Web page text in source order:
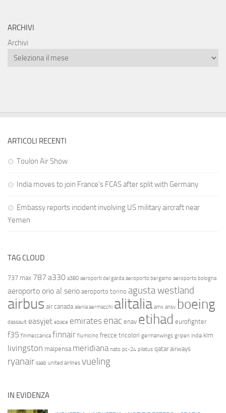
ARCHIVI
Archivi
ARTICOLI RECENTI
Toulon Air Show
India moves to join France’s FCAS after split with Germany
Embassy reports incident involving US military aircraft near
Yemen
TAG CLOUD
737 max 787 a330 a380 aeroporti del garda aeroporto bergamo aeroporto bologna
aeroporto orio al serio aeroporto torino agusta westland
airbus air canada alenia aermacchi alitalia amx ansv boeing
dassault easyjet ebace emirates enac enav etihad eurofighter
f35 finmeccanica finnair fiumicino frecce tricolori germanwings gripen india klm
livingston malpensa meridiana nato pc-24 pilatus qatar airways
ryanair saab united airlines vueling
IN EVIDENZA